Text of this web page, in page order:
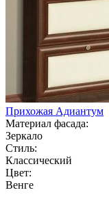
Прихожая Адиантум
Материал фасада:
Зеркало
Стиль:
Классический
Цвет:
Венге